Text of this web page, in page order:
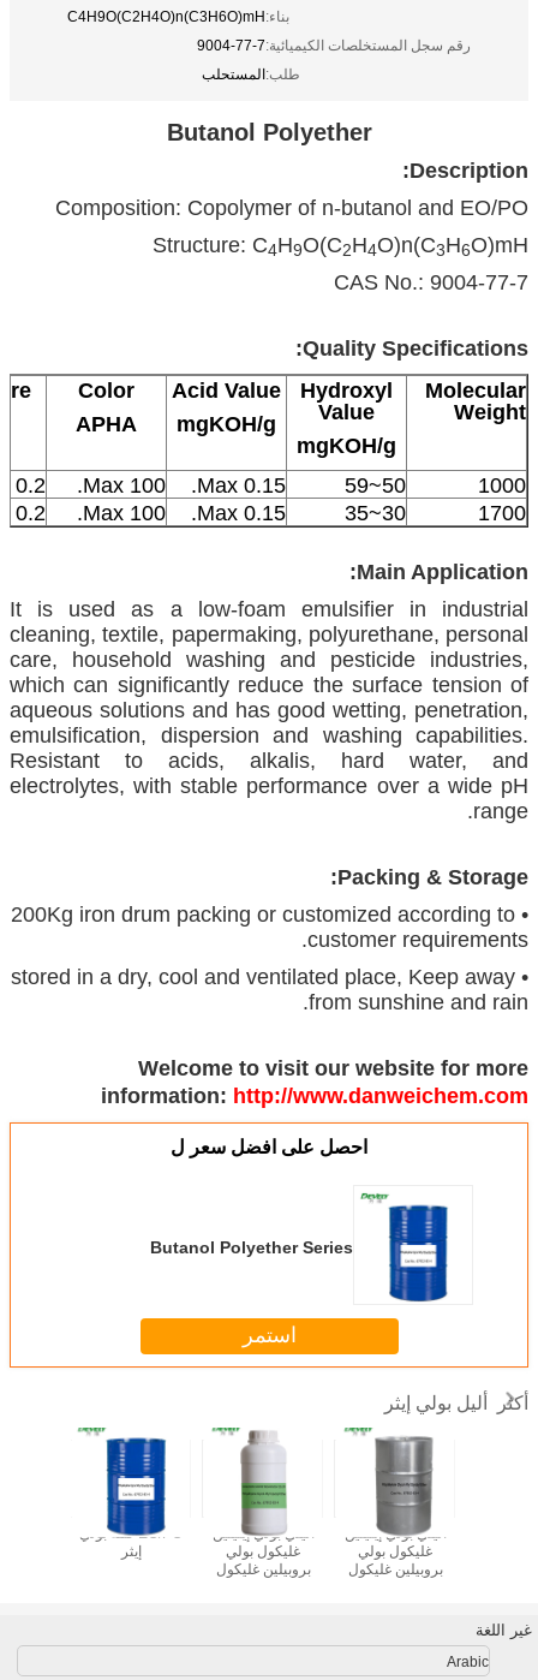
بناء:C4H9O(C2H4O)n(C3H6O)mH
رقم سجل المستخلصات الكيميائية:9004-77-7
طلب:المستحلب
Butanol Polyether
Description:
Composition: Copolymer of n-butanol and EO/PO
Structure: C4H9O(C2H4O)n(C3H6O)mH
CAS No.: 9004-77-7
Quality Specifications:
Molecular
Weight
Hydroxyl
Value
mgKOH/g
Acid Value
mgKOH/g
Color
APHA
1000
50~59
0.15 Max.
100 Max.
0.2 Max.
1700
30~35
0.15 Max.
100 Max.
0.2 Max.
Main Application:
It is used as a low-foam emulsifier in industrial
cleaning, textile, papermaking, polyurethane, personal
care, household washing and pesticide industries,
which can significantly reduce the surface tension of
aqueous solutions and has good wetting, penetration,
emulsification, dispersion and washing capabilities.
Resistant to acids, alkalis, hard water, and
electrolytes, with stable performance over a wide pH
range.
Packing & Storage:
• 200Kg iron drum packing or customized according to
customer requirements.
• stored in a dry, cool and ventilated place, Keep away
from sunshine and rain.
Welcome to visit our website for more
information: http://www.danweichem.com
احصل على افضل سعر ل
Butanol Polyether Series
استمر
أكثر أليل بولي إيثر
EO/PO كتلة بولي
إيثر
أليلي بولي إيثيلين
غليكول بولي
بروبيلين غليكول
أليلي بولي إيثيلين
غليكول بولي
بروبيلين غليكول
غير اللغة
Arabic